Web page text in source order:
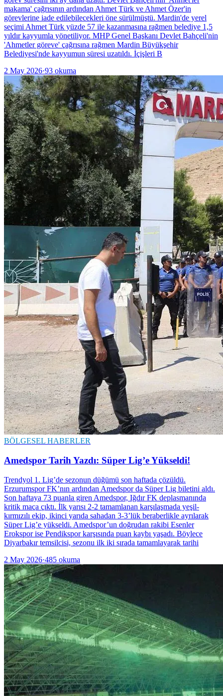
makama' çağrısının ardından Ahmet Türk ve Ahmet Özer'in
görevlerine iade edilebilecekleri öne sürülmüştü. Mardin'de yerel
seçimi Ahmet Türk yüzde 57 ile kazanmasına rağmen belediye 1,5
yıldır kayyumla yönetiliyor. MHP Genel Başkanı Devlet Bahçeli'nin
'Ahmetler göreve' çağrısına rağmen Mardin Büyükşehir
Belediyesi'nde kayyumun süresi uzatıldı. İçişleri B
2 May 2026·93 okuma
BÖLGESEL HABERLER
Amedspor Tarih Yazdı: Süper Lig’e Yükseldi!
Trendyol 1. Lig’de sezonun düğümü son haftada çözüldü.
Erzurumspor FK’nın ardından Amedspor da Süper Lig biletini aldı.
Son haftaya 73 puanla giren Amedspor, Iğdır FK deplasmanında
kritik maça çıktı. İlk yarısı 2-2 tamamlanan karşılaşmada yeşil-
kırmızılı ekip, ikinci yarıda sahadan 3-3’lük beraberlikle ayrılarak
Süper Lig’e yükseldi. Amedspor’un doğrudan rakibi Esenler
Erokspor ise Pendikspor karşısında puan kaybı yaşadı. Böylece
Diyarbakır temsilcisi, sezonu ilk iki sırada tamamlayarak tarihi
2 May 2026·485 okuma